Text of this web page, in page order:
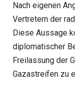
Nach eigenen
Vertretern der
Diese Aussage
diplomatischer
Freilassung der
Gazastreifen zu